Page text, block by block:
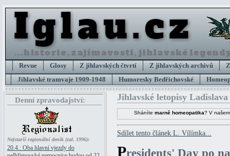
Revue Glosy Z jihlavských čtvrtí Z jihlavských archivů
Jihlavské tramvaje 1909-1948
Humoresky Bedřichovské
Denní zpravodajství:
Nejstarší regionální deník (zal. 1996):
20.4.: Oba hlavní vjezdy do
Jihlavské letopisy
Sháníte marně homeopatika? V
Sdílet tento článek L. Vílímka...
Presidents' Day po